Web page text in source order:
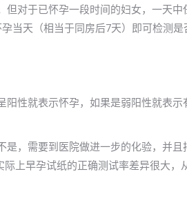
对于已怀孕一段时间的妇女，一天
当天（相当于同房后7天）即可检测
性就表示怀孕，如果是弱阳性就表
，需要到医院做进一步的化验，并
上早孕试纸的正确测试率差异很大，从